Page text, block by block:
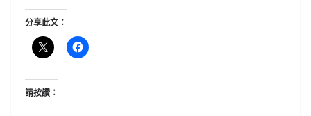
分享此文：
請按讚：